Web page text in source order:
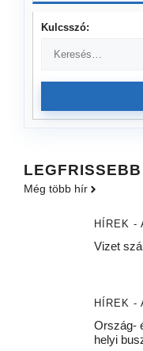
Kulcsszó:
Még több hír
HÍREK -
Vizet
HÍREK -
Ország-
helyi